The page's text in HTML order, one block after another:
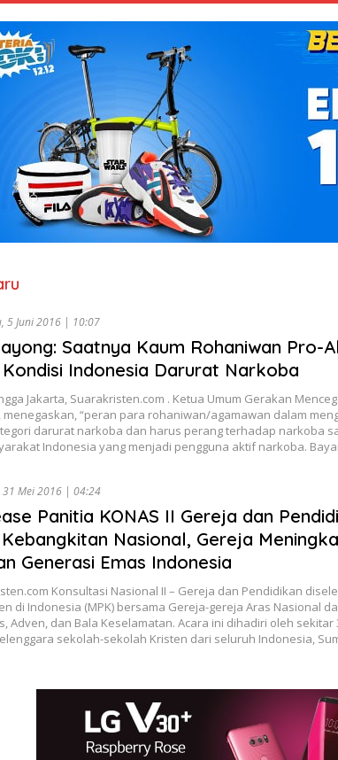
5 Juni 2016 | 10:07
Saatnya Kaum Rohaniwan Pro-
Indonesia Darurat Narkoba
Jakarta, Suarakristen.com . Ketua Umum Gerakan
menegaskan, “peran para rohaniwan/agamawan dalam
darurat narkoba dan harus perang terhadap narkoba
Indonesia yang menjadi pengguna aktif narkoba.
31 Mei 2016 | 04:24
Panitia KONAS II Gereja dan
Nasional, Gereja
Generasi Emas Indonesia
Konsultasi Nasional II – Gereja dan Pendidikan
di Indonesia (MPK) bersama Gereja-gereja Aras Nasional
Adven, dan Bala Keselamatan. Acara ini dihadiri oleh
sekolah-sekolah Kristen dari seluruh Indonesia,